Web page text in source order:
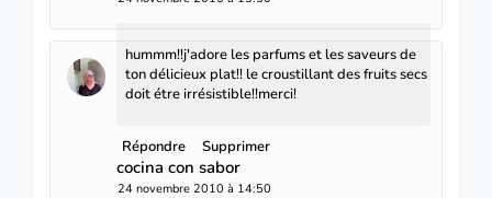
hummm!!j'adore les parfums et les saveurs de
ton délicieux plat!! le croustillant des fruits secs
doit étre irrésistible!!merci!
Répondre Supprimer
cocina con sabor
24 novembre 2010 à 14:50